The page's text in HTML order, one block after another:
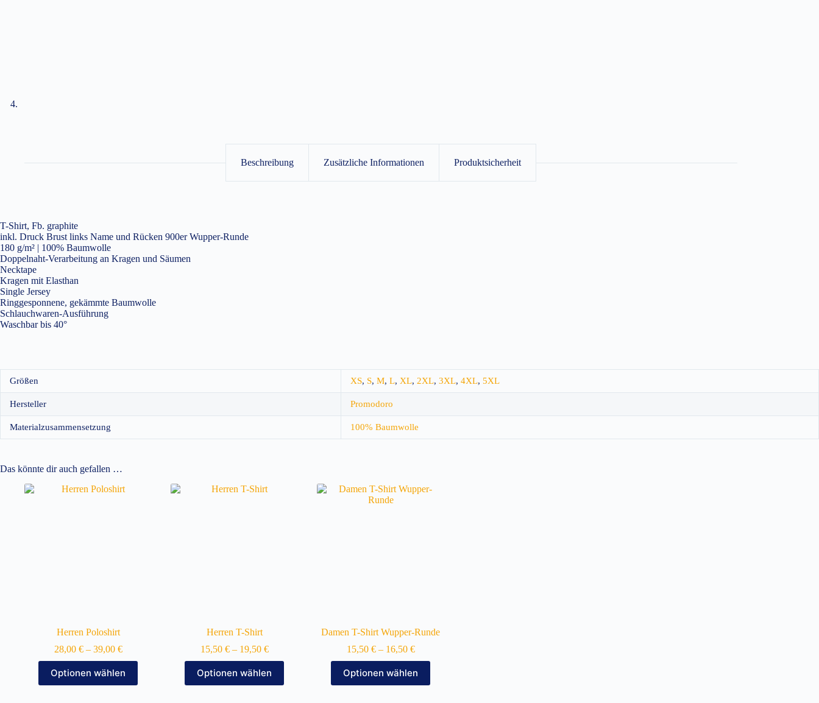
Beschreibung Zusätzliche Informationen Produktsicherheit
T-Shirt, Fb. graphite
inkl. Druck Brust links Name und Rücken 900er Wupper-Runde
180 g/m² | 100% Baumwolle
Doppelnaht-Verarbeitung an Kragen und Säumen
Necktape
Kragen mit Elasthan
Single Jersey
Ringgesponnene, gekämmte Baumwolle
Schlauchwaren-Ausführung
Waschbar bis 40°
Größen XS, S, M, L, XL, 2XL, 3XL, 4XL, 5XL
Hersteller Promodoro
Materialzusammensetzung 100% Baumwolle
Das könnte dir auch gefallen …
Herren Poloshirt
28,00 €– 39,00 €
Optionen wählen
Produkt
weist
Herren T-Shirt
15,50 €– 19,50 €
Optionen wählen
Produkt
weist
Damen T-Shirt Wupper-Runde
15,50 €– 16,50 €
Optionen wählen
Produkt
weist